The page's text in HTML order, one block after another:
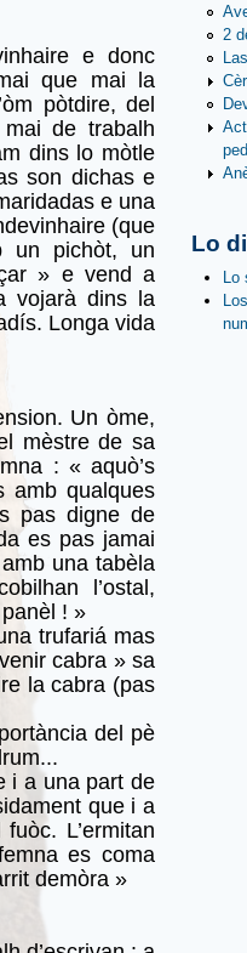
e donc
que mai la
pòtdire, del
de trabalh
dins lo mòtle
son dichas e
e una
(que
un pichòt, un
» e vend a
vojarà dins la
Longa vida
Un òme,
mèstre de sa
: « aquò’s
amb qualques
pas digne de
es pas jamai
una tabèla
l’ostal,
! »
trufariá mas
cabra » sa
la cabra (pas
del pè
i a una part de
que i a
L’ermitan
es coma
demòra »
2
Lo
Lo